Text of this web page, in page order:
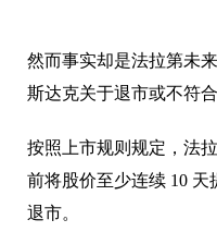
然而事实却是法拉第未
斯达克关于退市或不符
按照上市规则规定，法
前将股价至少连续 10 天
退市。